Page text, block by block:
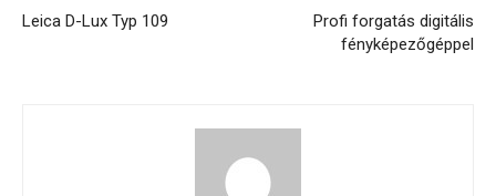
Leica D-Lux Typ 109
Profi forgatás digitális
fényképezőgéppel